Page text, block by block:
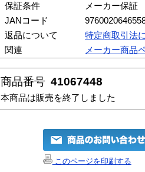
保証条件
メーカー保証
JANコード
返品について
特定商取引法
関連
メーカー商品
商品番号 41067448
本商品は販売を終了しました
このページを印刷する